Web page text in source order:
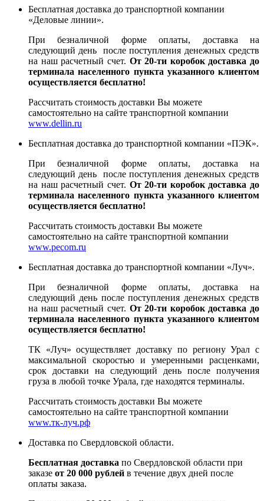
Бесплатная доставка до транспортной компании
«Деловые линии».
При безналичной форме оплаты, доставка на
следующий день после поступления денежных средств
на наш расчетный счет. От 20-ти коробок доставка до
терминала населенного пункта указанного клиентом
осуществляется бесплатно!
Рассчитать стоимость доставки Вы можете
самостоятельно на сайте транспортной компании
www.dellin.ru
Бесплатная доставка до транспортной компании «ПЭК».
При безналичной форме оплаты, доставка на
следующий день после поступления денежных средств
на наш расчетный счет. От 20-ти коробок доставка до
терминала населенного пункта указанного клиентом
осуществляется бесплатно!
Рассчитать стоимость доставки Вы можете
самостоятельно на сайте транспортной компании
www.pecom.ru
Бесплатная доставка до транспортной компании «Луч».
При безналичной форме оплаты, доставка на
следующий день после поступления денежных средств
на наш расчетный счет. От 20-ти коробок доставка до
терминала населенного пункта указанного клиентом
осуществляется бесплатно!
ТК «Луч» осуществляет доставку по региону Урал с
максимальной скоростью и умеренными расценками,
срок доставки на следующий день после получения
груза в любой точке Урала, где находятся терминалы.
Рассчитать стоимость доставки Вы можете
самостоятельно на сайте транспортной компании
www.тк-луч.рф
Доставка по Свердловской области.
Бесплатная доставка по Свердловской области при
заказе от 20 000 рублей в течение двух дней после
оплаты заказа.